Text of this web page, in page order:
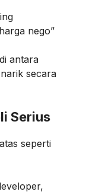
nego”
antara
secara
Serius
seperti